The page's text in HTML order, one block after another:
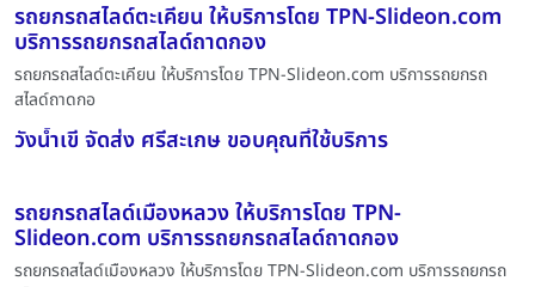
รถยกรถสไลด์ตะเคียน ให้บริการโดย TPN-Slideon.com
บริการรถยกรถสไลด์ถาดกอง
รถยกรถสไลด์ตะเคียน ให้บริการโดย TPN-Slideon.com บริการรถยกรถ
สไลด์ถาดกอ
วังน้ำเขี จัดส่ง ศรีสะเกษ ขอบคุณที่ใช้บริการ
รถยกรถสไลด์เมืองหลวง ให้บริการโดย TPN-
Slideon.com บริการรถยกรถสไลด์ถาดกอง
รถยกรถสไลด์เมืองหลวง ให้บริการโดย TPN-Slideon.com บริการรถยกรถ